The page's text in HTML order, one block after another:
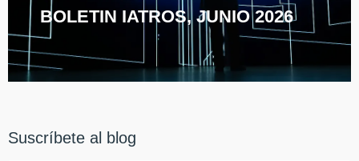
BOLETIN IATROS, JUNIO 2026
Suscríbete al blog